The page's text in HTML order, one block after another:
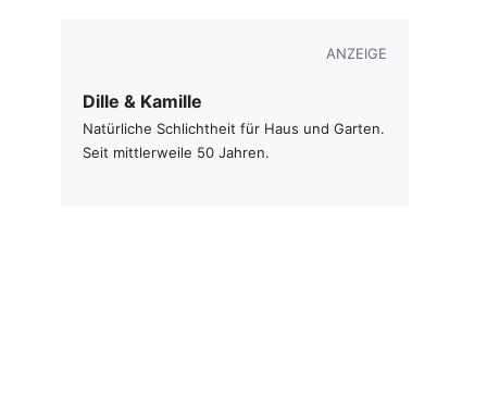
ANZEIGE
Dille & Kamille
Natürliche Schlichtheit für Haus und Garten.
Seit mittlerweile 50 Jahren.